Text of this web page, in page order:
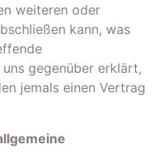
weiteren oder
kann, was
gegenüber erklärt,
jemals einen Vertrag